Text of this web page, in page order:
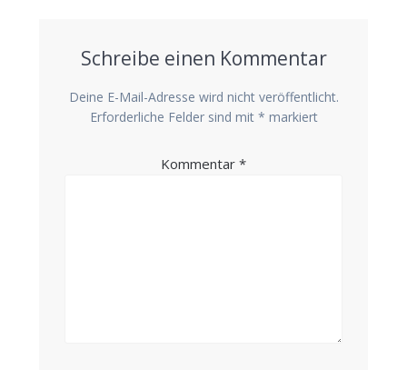
Schreibe einen Kommentar
Deine E-Mail-Adresse wird nicht veröffentlicht.
Erforderliche Felder sind mit * markiert
Kommentar *